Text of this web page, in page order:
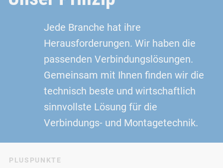
Jede Branche hat ihre
Herausforderungen. Wir haben die
passenden Verbindungslösungen.
Gemeinsam mit Ihnen finden wir die
technisch beste und wirtschaftlich
sinnvollste Lösung für die
Verbindungs- und Montagetechnik.
PLUSPUNKTE